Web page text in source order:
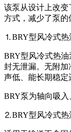
该泵从设计上改
方式，减少了泵的
⒈BRY型风冷式热
BRY型风冷式热
封无泄漏。无附
声低、能长期稳定
BRY泵为轴向吸入
⒉BRY型风冷式热